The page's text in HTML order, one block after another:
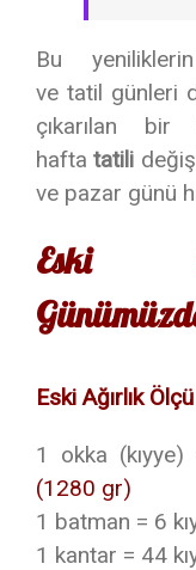
Bu
ve tatil günleri
çıkarılan
haftatatili
ve pazar günü
Eski
Eski Ağırlık
1 okka
(1280 gr)
1 batman = 6
1 kantar = 44